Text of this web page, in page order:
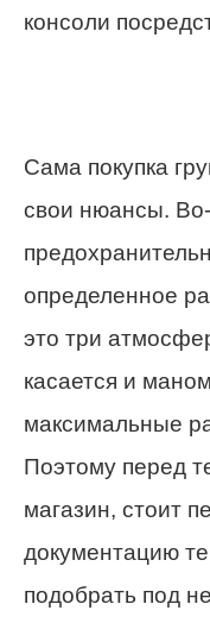
консоли
Сама покупка
свои нюансы.
определенное
это три
касается и
максимальные
Поэтому перед
магазин, стоит
документацию
подобрать под